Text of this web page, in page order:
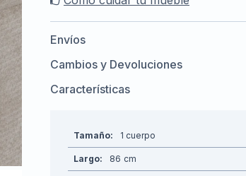
Envíos
Cambios y Devoluciones
Características
Tamaño 1 cuerpo
Largo 86